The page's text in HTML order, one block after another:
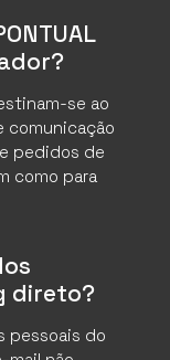
se ao
comunicação
pedidos de
como para
direto?
pessoais do